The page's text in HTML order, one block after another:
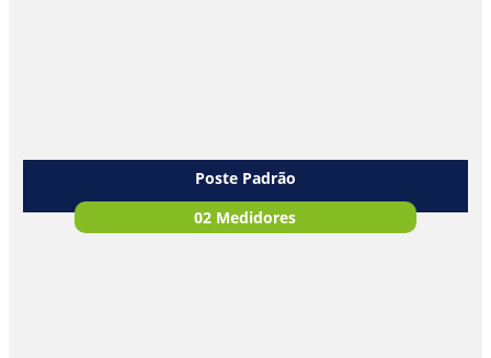
Poste Padrão
02 Medidores